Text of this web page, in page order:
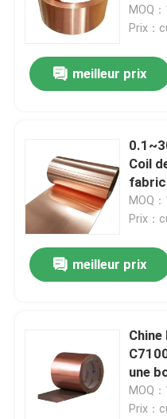
MOQ
Prix：
meilleur prix
Coil
MOQ
Prix：
meilleur prix
une
MOQ
Prix：